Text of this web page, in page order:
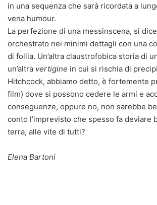
in una sequenza che sarà ricordata a
vena humour.
La perfezione di una messinscena, si
orchestrato nei minimi dettagli con una
di follia. Un’altra claustrofobica storia di
un’altra vertigine in cui si rischia di
Hitchcock, abbiamo detto, è fortemente
film) dove si possono cedere le armi e
conseguenze, oppure no, non sarebbe
conto l’imprevisto che spesso fa deviare
terra, alle vite di tutti?
Elena Bartoni